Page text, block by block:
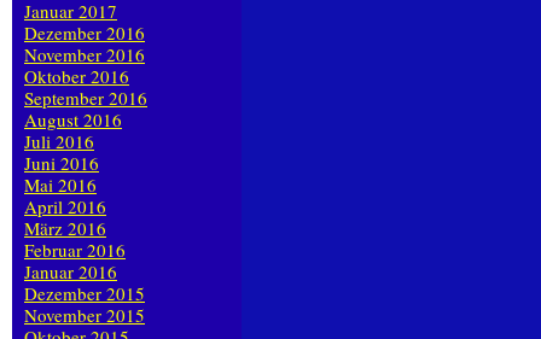
Januar 2017
Dezember 2016
November 2016
Oktober 2016
September 2016
August 2016
Juli 2016
Juni 2016
Mai 2016
April 2016
März 2016
Februar 2016
Januar 2016
Dezember 2015
November 2015